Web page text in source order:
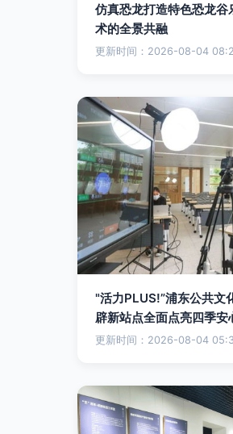
仿真恐龙打造特色恐龙
术的全景共融
更新时间：2026-08-04
"活力PLUS!”浦东公共文
辟新站点全面点亮四季安
更新时间：2026-08-04